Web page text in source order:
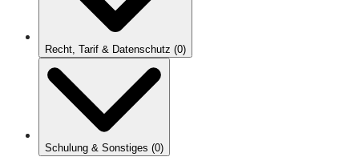
Recht, Tarif & Datenschutz (0)
Schulung & Sonstiges (0)